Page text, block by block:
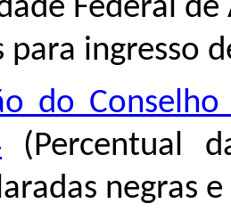
Federal
para ingresso
do
(Percentual
negras